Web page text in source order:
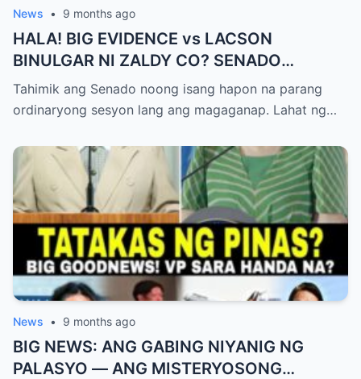
News • 9 months ago
HALA! BIG EVIDENCE vs LACSON
BINULGAR NI ZALDY CO? SENADO
NASHOCK SA SIKRETO NA KINABAHAN
PAti SI SOTTO!
Tahimik ang Senado noong isang hapon na parang
ordinaryong sesyon lang ang magaganap. Lahat ng…
News • 9 months ago
BIG NEWS: ANG GABING NIYANIG NG
PALASYO — ANG MISTERYOSONG